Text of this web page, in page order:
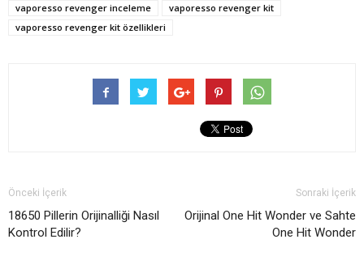
vaporesso revenger inceleme
vaporesso revenger kit
vaporesso revenger kit özellikleri
Önceki İçerik
18650 Pillerin Orijinalliği Nasıl
Kontrol Edilir?
Sonraki İçerik
Orijinal One Hit Wonder ve Sahte
One Hit Wonder